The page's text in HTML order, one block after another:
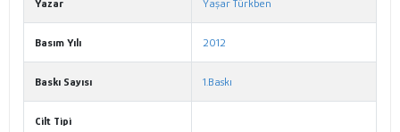
Yazar Yaşar Türkben
Basım Yılı 2012
Baskı Sayısı 1.Baskı
Cilt Tipi